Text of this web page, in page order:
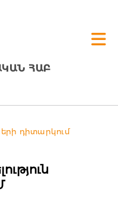
ՀԱԲ
դիտարկում